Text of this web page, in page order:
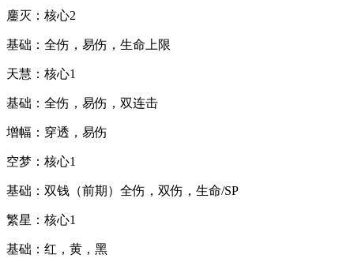
鏖灭：核心2
基础：全伤，易伤，生命上限
天慧：核心1
基础：全伤，易伤，双连击
增幅：穿透，易伤
空梦：核心1
基础：双钱（前期）全伤，双伤，生命/SP
繁星：核心1
基础：红，黄，黑